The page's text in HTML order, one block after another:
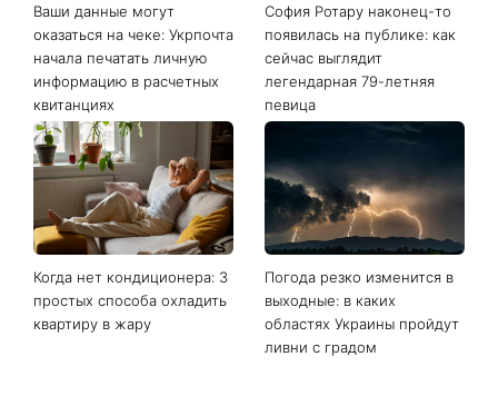
Ваши данные могут
оказаться на чеке: Укрпочта
начала печатать личную
информацию в расчетных
квитанциях
София Ротару наконец-то
появилась на публике: как
сейчас выглядит
легендарная 79-летняя
певица
Когда нет кондиционера: 3
простых способа охладить
квартиру в жару
Погода резко изменится в
выходные: в каких
областях Украины пройдут
ливни с градом